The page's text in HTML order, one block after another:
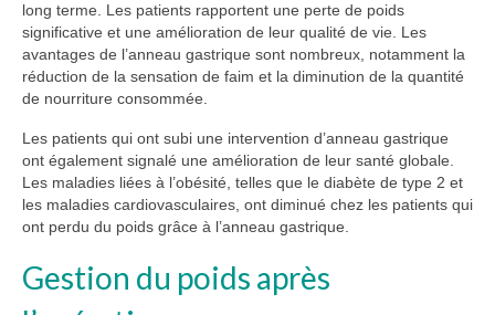
long terme. Les patients rapportent une perte de poids
significative et une amélioration de leur qualité de vie. Les
avantages de l’anneau gastrique sont nombreux, notamment la
réduction de la sensation de faim et la diminution de la quantité
de nourriture consommée.
Les patients qui ont subi une intervention d’anneau gastrique
ont également signalé une amélioration de leur santé globale.
Les maladies liées à l’obésité, telles que le diabète de type 2 et
les maladies cardiovasculaires, ont diminué chez les patients qui
ont perdu du poids grâce à l’anneau gastrique.
Gestion du poids après